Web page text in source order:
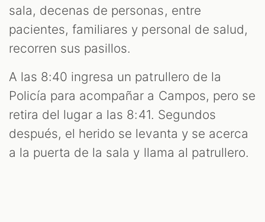
sala, decenas de personas, entre
pacientes, familiares y personal de salud,
recorren sus pasillos.
A las 8:40 ingresa un patrullero de la
Policía para acompañar a Campos, pero se
retira del lugar a las 8:41. Segundos
después, el herido se levanta y se acerca
a la puerta de la sala y llama al patrullero.